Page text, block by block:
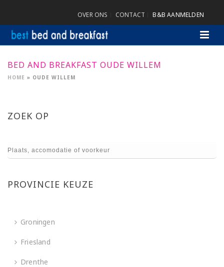
OVER ONS CONTACT B&B AANMELDEN
BED AND BREAKFAST OUDE WILLEM
HOME » OUDE WILLEM
ZOEK OP
PROVINCIE KEUZE
Groningen
Friesland
Drenthe